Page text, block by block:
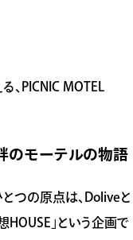
、PICNIC MOTEL
のモーテルの物語
とつの原点は、Doliveと
HOUSE」という企画で